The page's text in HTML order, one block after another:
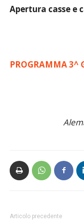
Apertura casse e
PROGRAMMA 3^
Articolo precedente